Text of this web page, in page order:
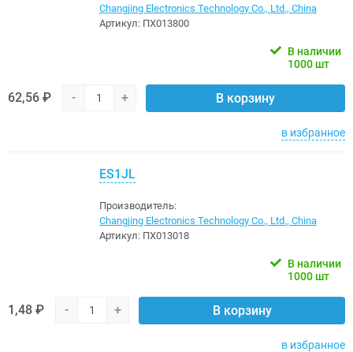
Changjing Electronics Technology Co., Ltd., China
Артикул: ПХ013800
В наличии
1000 шт
62,56 ₽ - + В корзину
в избранное
ES1JL
Производитель:
Changjing Electronics Technology Co., Ltd., China
Артикул: ПХ013018
В наличии
1000 шт
1,48 ₽ - + В корзину
в избранное